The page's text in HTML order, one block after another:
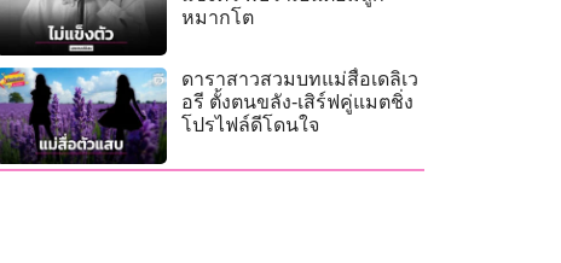
หมากโต
ดาราสาวสวมบทแม่สื่อเดลิเว
อรี ตั้งตนขลัง-เสิร์ฟคู่แมตชิ่ง
โปรไฟล์ดีโดนใจ